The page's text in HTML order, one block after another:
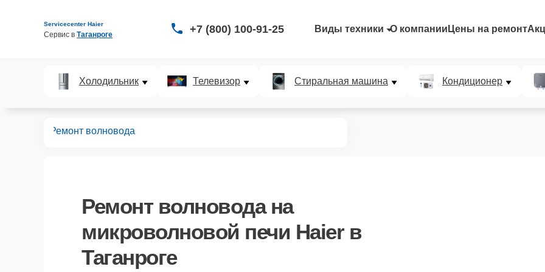
Servicecenter Haier
Сервис в Таганроге +7 (800) 100-91-25 Виды техники О компании Цены на ремонт
Холодильник Телевизор Стиральная машина Кондиционер
Ремонт волновода
Ремонт волноводана
микроволновой печи Haier в
Таганроге